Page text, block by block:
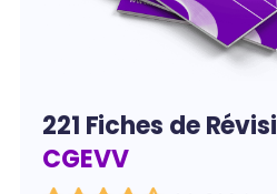
221 Fiches de
CGEVV